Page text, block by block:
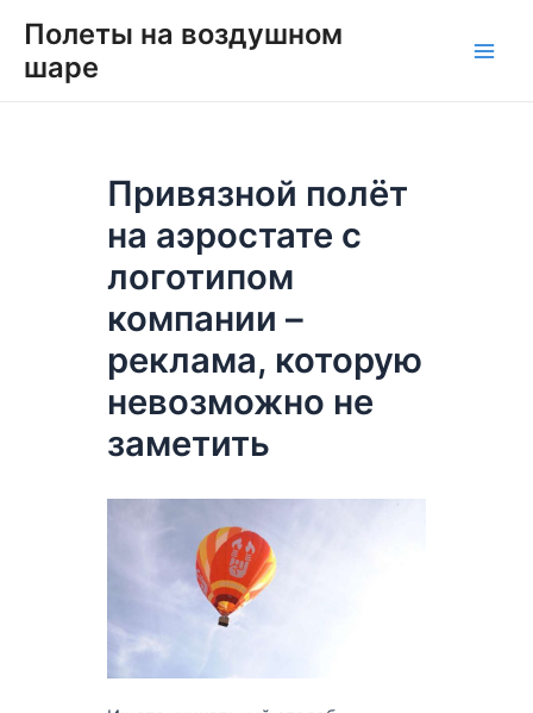
содержимому
Полеты на воздушном
шаре
Привязной полёт
на аэростате с
логотипом
компании –
реклама, которую
невозможно не
заметить
по
записям